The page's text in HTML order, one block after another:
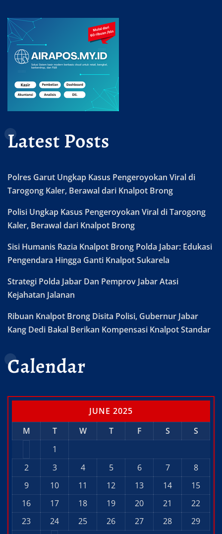
Latest Posts
Polres Garut Ungkap Kasus Pengeroyokan Viral di
Tarogong Kaler, Berawal dari Knalpot Brong
Polisi Ungkap Kasus Pengeroyokan Viral di Tarogong
Kaler, Berawal dari Knalpot Brong
Sisi Humanis Razia Knalpot Brong Polda Jabar: Edukasi
Pengendara Hingga Ganti Knalpot Sukarela
Strategi Polda Jabar Dan Pemprov Jabar Atasi
Kejahatan Jalanan
Ribuan Knalpot Brong Disita Polisi, Gubernur Jabar
Kang Dedi Bakal Berikan Kompensasi Knalpot Standar
Calendar
JUNE 2025
M
T W T F S
S
1
2
3 4 5 6 7
8
9
10 11 12 13 14
15
16
17 18 19 20 21
22
23
24 25 26 27 28 29